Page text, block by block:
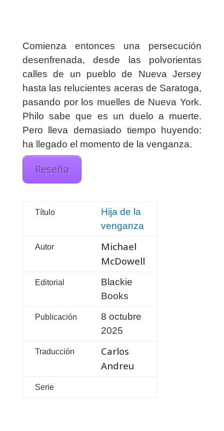
Comienza entonces una persecución
desenfrenada, desde las polvorientas
calles de un pueblo de Nueva Jersey
hasta las relucientes aceras de Saratoga,
pasando por los muelles de Nueva York.
Philo sabe que es un duelo a muerte.
Pero lleva demasiado tiempo huyendo:
ha llegado el momento de la venganza.
Reseña
Título
Hija de la
venganza
Autor
Michael
McDowell
Editorial
Blackie
Books
Publicación
8 octubre
2025
Traducción
Carlos
Andreu
Serie